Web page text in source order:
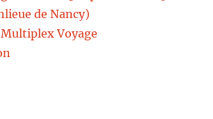
de Nancy)
Voyage